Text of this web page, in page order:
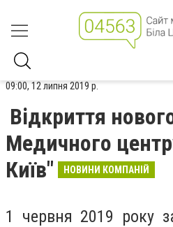
09:00, 12 липня 2019 р.
Відкриття
Медичного
Київ"
НОВИНИ КОМПАНІЙ
1 червня 2019 року